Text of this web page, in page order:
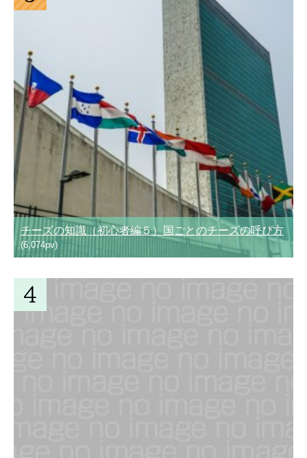
チーズの知識（初心者編５）国ごとのチーズの呼び方
(6,074pv)